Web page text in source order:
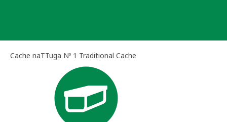
Cache naTTuga Nº 1 Traditional Cache